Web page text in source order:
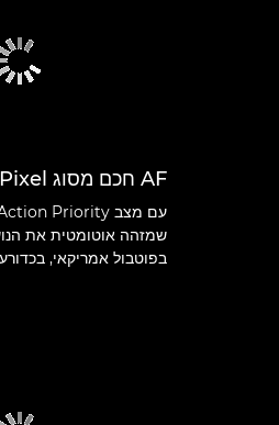
AF חכם מסוג Dual Pixel
שמזהה אוטומטית את
בפוטבול אמריקאי,